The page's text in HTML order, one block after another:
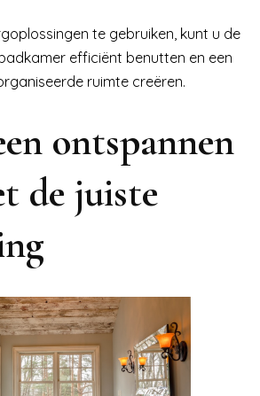
te gebruiken, kunt u de
efficiënt benutten en een
ruimte creëren.
ontspannen
de juiste